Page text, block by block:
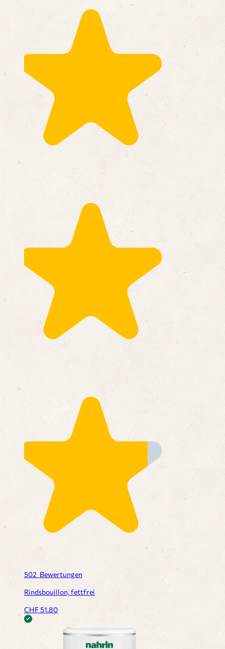
502 Bewertungen
Rindsbouillon, fettfrei
CHF51.80